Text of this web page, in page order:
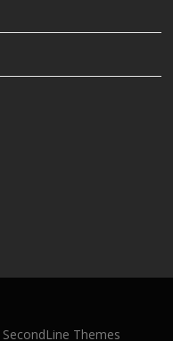
SecondLine Themes